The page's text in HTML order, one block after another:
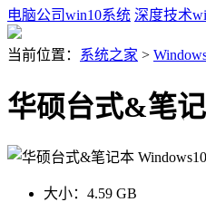
电脑公司win10系统 深度技术
当前位置： 系统之家 >
华硕台式&笔
大小： 4.59 GB